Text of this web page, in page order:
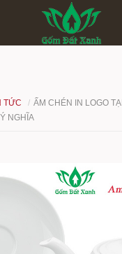
TỨC
ẤM CHÉN IN LOGO
NGHĨA